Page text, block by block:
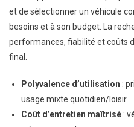
et de sélectionner un véhicule
besoins et à son budget. La
performances, fiabilité et coûts
final.
Polyvalence d’utilisation :
usage mixte quotidien/loisir
Coût d’entretien maîtrisé :